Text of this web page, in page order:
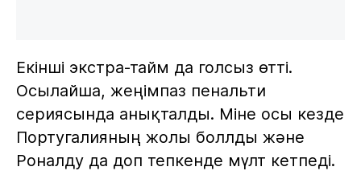
Екінші экстра-тайм да голсыз өтті.
Осылайша, жеңімпаз пенальти
сериясында анықталды. Міне осы кезде
Португалияның жолы боллды және
Роналду да доп тепкенде мүлт кетпеді.